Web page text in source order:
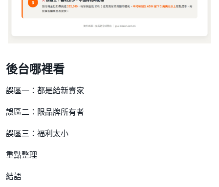
後台哪裡看
誤區一：都是給新賣家
誤區二：限品牌所有者
誤區三：福利太小
重點整理
結語